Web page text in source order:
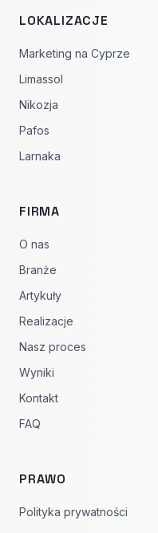
LOKALIZACJE
Marketing na Cyprze
Limassol
Nikozja
Pafos
Larnaka
FIRMA
O nas
Branże
Artykuły
Realizacje
Nasz proces
Wyniki
Kontakt
FAQ
PRAWO
Polityka prywatności